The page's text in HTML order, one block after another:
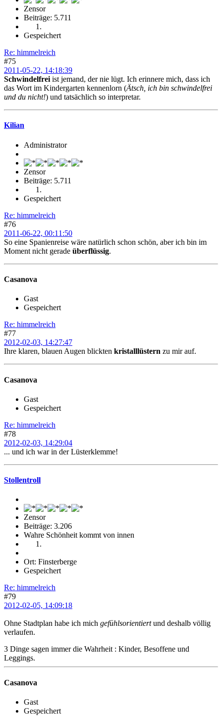
Zensor
Beiträge: 5.711
Gespeichert
Re: himmelreich
#75
2011-05-22, 14:18:39
Schwindelfrei ist jemand, der nie lügt. Ich erinnere mich, dass ich
das Wort im Kindergarten kennenlorn (Ätsch, ich bin schwindelfrei
und du nicht!) und tatsächlich so interpretar.
Kilian
Administrator
Zensor
Beiträge: 5.711
Gespeichert
Re: himmelreich
#76
2011-06-22, 00:11:50
So eine Spanienreise wäre natürlich schon schön, aber ich bin im
Moment nicht gerade überflüssig.
Casanova
Gast
Gespeichert
Re: himmelreich
#77
2012-02-03, 14:27:47
Ihre klaren, blauen Augen blickten kristalllüstern zu mir auf.
Casanova
Gast
Gespeichert
Re: himmelreich
#78
2012-02-03, 14:29:04
... und ich war in der Lüsterklemme!
Stollentroll
Zensor
Beiträge: 3.206
Wahre Schönheit kommt von innen
Ort: Finsterberge
Gespeichert
Re: himmelreich
#79
2012-02-05, 14:09:18
Ohne Stadtplan habe ich mich gefühlsorientiertund deshalb völlig
verlaufen.
3 Dinge sagen immer die Wahrheit : Kinder, Besoffene und
Leggings.
Casanova
Gast
Gespeichert